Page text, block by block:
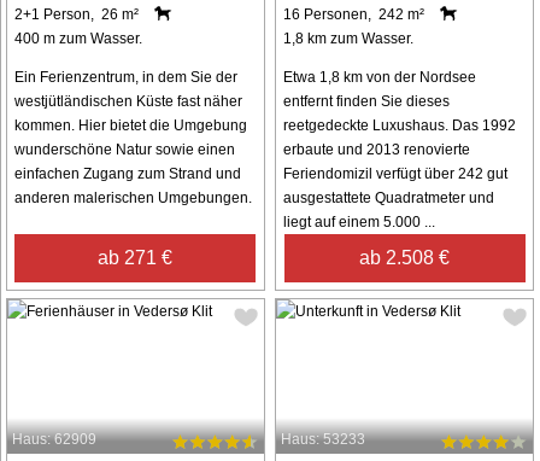
2+1 Person, 26 m²
400 m zum Wasser.
Ein Ferienzentrum, in dem Sie der
westjütländischen Küste fast näher
kommen. Hier bietet die Umgebung
wunderschöne Natur sowie einen
einfachen Zugang zum Strand und
anderen malerischen Umgebungen.
ab 271 €
16 Personen, 242 m²
1,8 km zum Wasser.
Etwa 1,8 km von der Nordsee
entfernt finden Sie dieses
reetgedeckte Luxushaus. Das 1992
erbaute und 2013 renovierte
Feriendomizil verfügt über 242 gut
ausgestattete Quadratmeter und
liegt auf einem 5.000 ...
ab 2.508 €
Haus: 62909 Haus: 53233